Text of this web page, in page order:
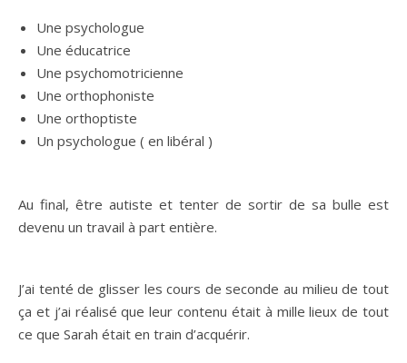
Une psychologue
Une éducatrice
Une psychomotricienne
Une orthophoniste
Une orthoptiste
Un psychologue ( en libéral )
Au final, être autiste et tenter de sortir de sa bulle est
devenu un travail à part entière.
J’ai tenté de glisser les cours de seconde au milieu de tout
ça et j’ai réalisé que leur contenu était à mille lieux de tout
ce que Sarah était en train d’acquérir.